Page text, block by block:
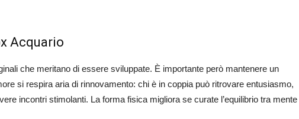
Acquario
che meritano di essere sviluppate. È importante però mantenere un
si respira aria di rinnovamento: chi è in coppia può ritrovare entusiasmo,
incontri stimolanti. La forma fisica migliora se curate l’equilibrio tra mente